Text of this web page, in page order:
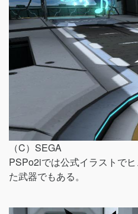
（C）SEGA
PSPo2iでは公式イラストで
た武器でもある。